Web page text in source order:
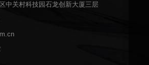
中关村科技园石龙创新大厦三层